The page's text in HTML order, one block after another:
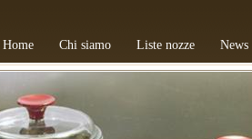
Home Chi siamo Liste nozze News